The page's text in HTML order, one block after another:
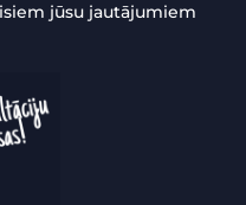
jūsu jautājumiem